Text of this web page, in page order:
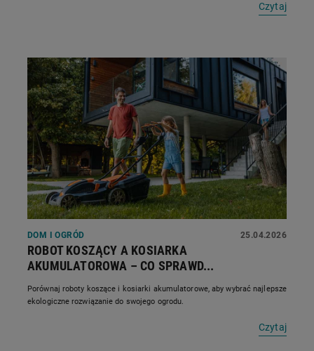
Czytaj
DOM I OGRÓD 25.04.2026
ROBOT KOSZĄCY A KOSIARKA
AKUMULATOROWA – CO SPRAWD...
Porównaj roboty koszące i kosiarki akumulatorowe, aby wybrać najlepsze
ekologiczne rozwiązanie do swojego ogrodu.
Czytaj